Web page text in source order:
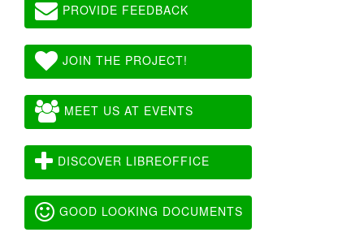
PROVIDE FEEDBACK
JOIN THE PROJECT!
MEET US AT EVENTS
DISCOVER LIBREOFFICE
GOOD LOOKING DOCUMENTS